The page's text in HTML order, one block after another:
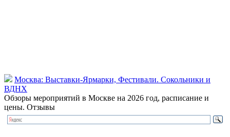
Москва: Выставки-Ярмарки, Фестивали. Сокольники и
ВДНХ
Обзоры мероприятий в Москве на 2026 год, расписание и
цены. Отзывы